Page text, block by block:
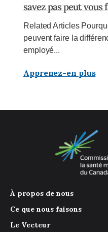
savez pas peut vous
Related Articles
peuvent faire la
employé...
Apprenez-en plus
À propos de nous
Ce que nous faisons
Le Vecteur